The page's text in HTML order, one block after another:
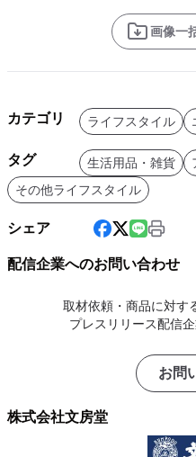
画像一
カテゴリ ライフスタイル
タグ 生活用品・雑貨
その他ライフスタイル
シェア
配信企業へのお問い合わせ
取材依頼・商品に対す
プレスリリース配信
お問
株式会社文房堂